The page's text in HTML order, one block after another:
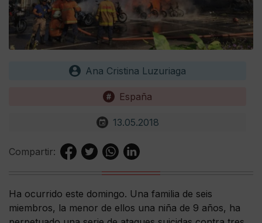
Ana Cristina Luzuriaga
España
13.05.2018
Compartir:
Ha ocurrido este domingo. Una familia de seis
miembros, la menor de ellos una niña de 9 años, ha